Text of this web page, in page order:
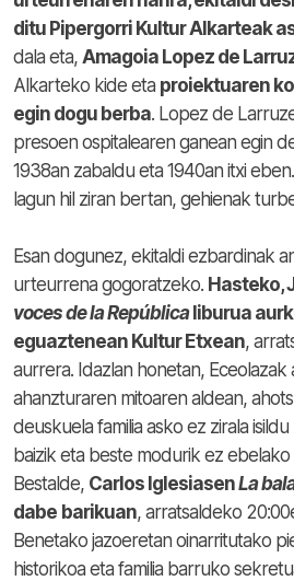
ditu Pipergorri Kultur Alkarteak
dala eta, Amagoia Lopez de
Alkarteko kide eta proiektuaren
egin dogu berba. Lopez de
presoen ospitalearen ganean egin
1938an zabaldu eta 1940an itxi
lagun hil ziran bertan, gehienak
Esan dogunez, ekitaldi ezbardinak
urteurrena gogoratzeko. Hasteko,
voces de la Repúblicaliburua
eguaztenean Kultur Etxean,
aurrera. Idazlan honetan, Eceolazak
ahanzturaren mitoaren aldean,
deuskuela familia asko ez zirala
baizik eta beste modurik ez
Bestalde, Carlos IglesiasenLa
dabe barikuan, arratsaldeko
Benetako jazoeretan oinarritutako
historikoa eta familia barruko